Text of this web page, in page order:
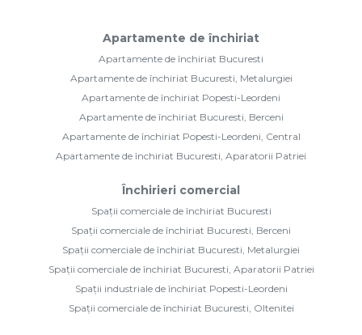
Apartamente de închiriat
Apartamente de închiriat Bucuresti
Apartamente de închiriat Bucuresti, Metalurgiei
Apartamente de închiriat Popesti-Leordeni
Apartamente de închiriat Bucuresti, Berceni
Apartamente de închiriat Popesti-Leordeni, Central
Apartamente de închiriat Bucuresti, Aparatorii Patriei
Închirieri comercial
Spații comerciale de închiriat Bucuresti
Spații comerciale de închiriat Bucuresti, Berceni
Spații comerciale de închiriat Bucuresti, Metalurgiei
Spații comerciale de închiriat Bucuresti, Aparatorii Patriei
Spații industriale de închiriat Popesti-Leordeni
Spații comerciale de închiriat Bucuresti, Oltenitei